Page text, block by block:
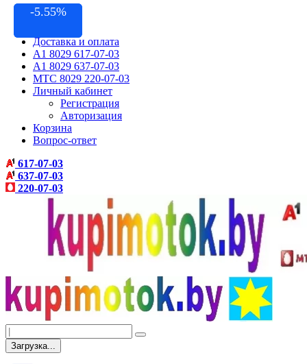
Контакты
Доставка и оплата
A1 8029 617-07-03
A1 8029 637-07-03
МТС 8029 220-07-03
Личный кабинет
Регистрация
Авторизация
Корзина
Вопрос-ответ
617-07-03
637-07-03
220-07-03
Загрузка...
-9.09%
-5.55%